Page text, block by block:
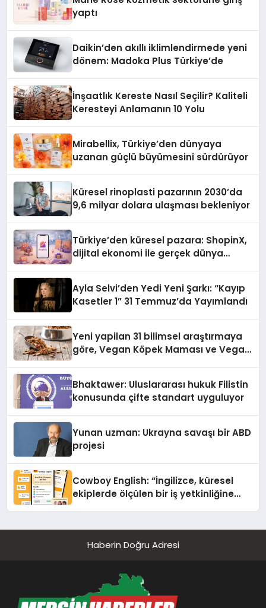
yaptı
Daikin’den akıllı iklimlendirmede yeni
dönem: Madoka Plus Türkiye’de
İnşaatlık Kereste Nasıl Seçilir? Kaliteli
Keresteyi Anlamanın 10 Yolu
Mirabellix, Türkiye’den dünyaya
uzanan güçlü büyümesini sürdürüyor
Küresel rinoplasti pazarının 2030’da
9,6 milyar dolara ulaşması bekleniyor
Türkiye’den küresel pazara: ShopinX,
dijital ekonomi ile gerçek dünya
Ayla Selvi’den Yedi Yeni Şarkı: “Kayıp
Kasetler 1” 31 Temmuz’da Yayımlandı
Yeni yapilan 31 bilimsel araştırmaya
göre, Vegan Köpek Maması ve Vegan
Bhaktawer: Uluslararası hukuk Filistin
konusunda çifte standart uyguluyor
Yunan uzman: Ukrayna savaşı bir ABD
projesi
Cowboy English: “İngilizce, küresel
ekiplerde ölçülen bir iş yetkinliğine
Haberin Doğru Adresi